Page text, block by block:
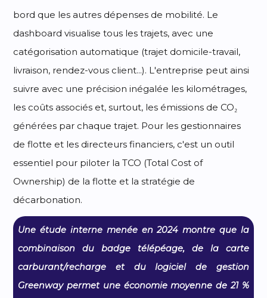
bord que les autres dépenses de mobilité. Le
dashboard visualise tous les trajets, avec une
catégorisation automatique (trajet domicile-travail,
livraison, rendez-vous client...). L'entreprise peut ainsi
suivre avec une précision inégalée les kilométrages,
les coûts associés et, surtout, les émissions de CO₂
générées par chaque trajet. Pour les gestionnaires
de flotte et les directeurs financiers, c'est un outil
essentiel pour piloter la TCO (Total Cost of
Ownership) de la flotte et la stratégie de
décarbonation.
Une étude interne menée en 2024 montre que la
combinaison du badge télépéage, de la carte
carburant/recharge et du logiciel de gestion
Greenway permet une économie moyenne de 21 %